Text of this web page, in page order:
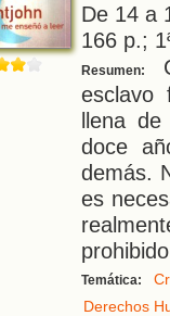
De 14 a
166 p.;
Resumen:
esclavo
llena de
doce
demás.
es
Temática:
Derechos